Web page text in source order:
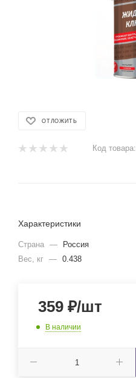
ОТЛОЖИТЬ
Код товара:
Характеристики
Страна —
Россия
Вес, кг — 0.438
359 ₽/шт
В наличии